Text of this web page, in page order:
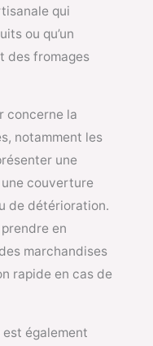
qui
ou qu’un
des fromages
concerne la
notamment les
une
couverture
de détérioration.
en
marchandises
rapide en cas de
également